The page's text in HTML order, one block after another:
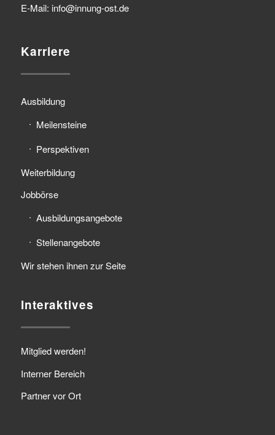
E-Mail: info@innung-ost.de
Karriere
Ausbildung
Meilensteine
Perspektiven
Weiterbildung
Jobbörse
Ausbildungsangebote
Stellenangebote
Wir stehen ihnen zur Seite
Interaktives
Mitglied werden!
Interner Bereich
Partner vor Ort